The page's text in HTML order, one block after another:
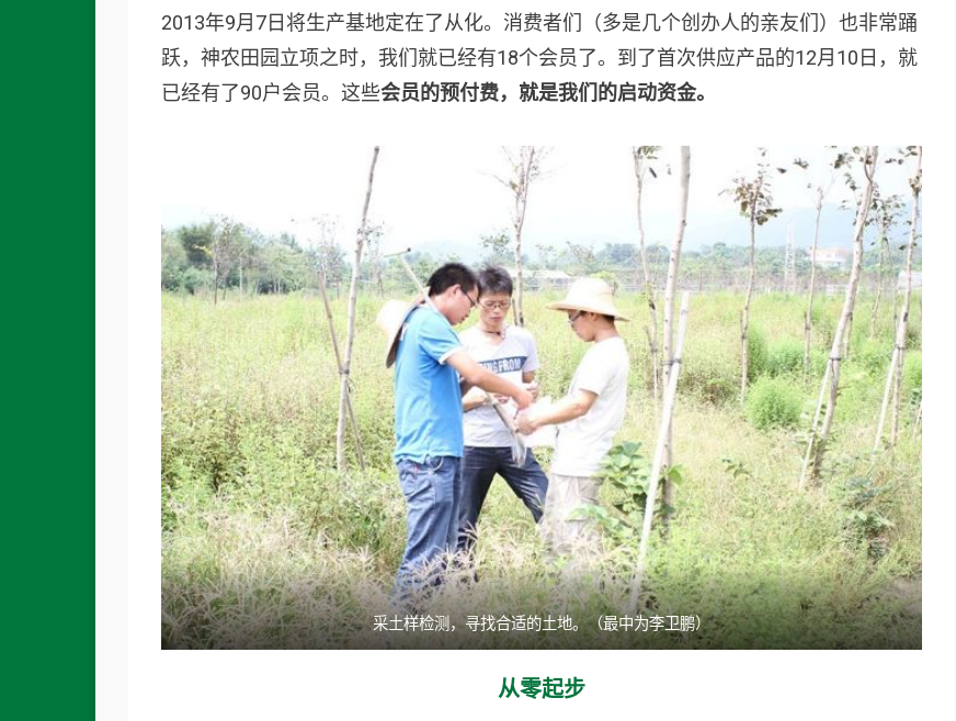
2013年9月7日将生产基地定在了从化。消费者们（多是几个创办人的亲友们）也非常踊
跃，神农田园立项之时，我们就已经有18个会员了。到了首次供应产品的12月10日，就
已经有了90户会员。这些会员的预付费，就是我们的启动资金。
采土样检测，寻找合适的土地。（最中为李卫鹏）
从零起步